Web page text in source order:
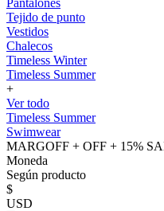
Pantalones
Tejido de punto
Vestidos
Chalecos
Timeless Winter
Timeless Summer
+
Ver todo
Timeless Summer
Swimwear
MARGOFF + OFF + 15%
Moneda
Según producto
$
USD